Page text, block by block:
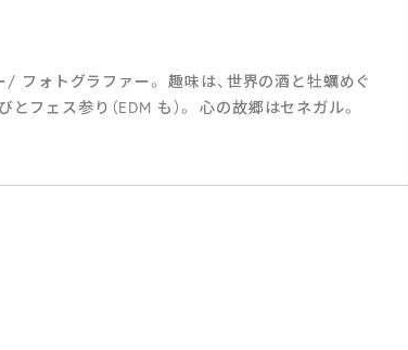
フォトグラファー。 趣味は、世界の酒と牡蠣めぐ
フェス参り（EDM も）。 心の故郷はセネガル。